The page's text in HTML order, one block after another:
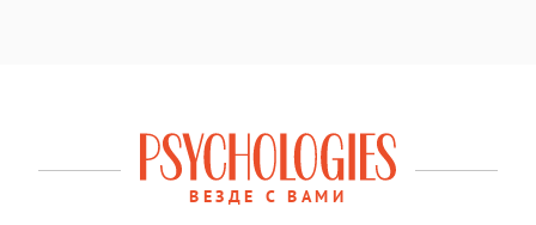
ВЕЗДЕ С ВАМИ